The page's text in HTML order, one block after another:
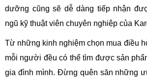
dưỡng cũng sẽ dễ dàng tiếp nhận
ngũ kỹ thuật viên chuyên nghiệp của
Từ những kinh nghiệm chọn mua điều
mỗi người đều có thể tìm được sản
gia đình mình. Đừng quên săn những